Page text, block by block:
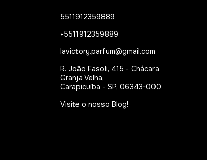
5511912359889
+5511912359889
lavictory.parfum@gmail.com
R. João Fasoli, 415 - Chácara
Granja Velha,
Carapicuíba - SP, 06343-000
Visite o nosso Blog!